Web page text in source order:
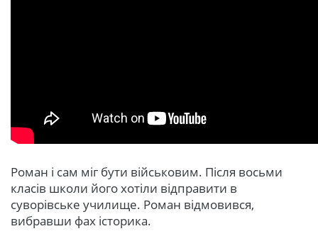
Роман і сам міг бути військовим. Після восьми
класів школи його хотіли відправити в
суворівське училище. Роман відмовився,
вибравши фах історика.